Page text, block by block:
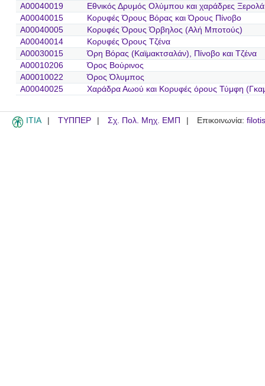
A00040019
Εθνικός Δρυμός Ολύμπου και χαράδρες
A00040015
Κορυφές Όρους Βόρας και Όρους Πίνοβο
A00040005
Κορυφές Όρους Όρβηλος (Αλή Μποτούς)
A00040014
Κορυφές Όρους Τζένα
A00030015
Όρη Βόρας (Καϊμακτσαλάν), Πίνοβο και Τζένα
A00010206
Όρος Βούρινος
A00010022
Όρος Όλυμπος
A00040025
Χαράδρα Αωού και Κορυφές όρους Τύμφη
ITIA ΤΥΠΠΕΡ Σχ. Πολ. Μηχ. ΕΜΠ Επικοινωνία: